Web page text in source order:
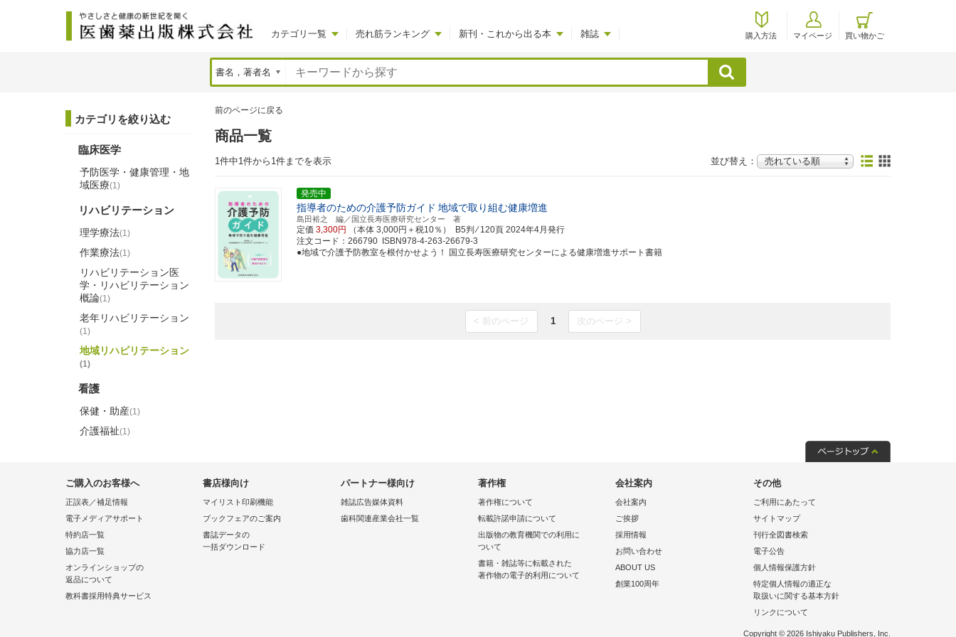
カテゴリ一覧 売れ筋ランキング 新刊・これから出る本 雑誌 購入方法 マイページ 買い物かご
検索
前のページに戻る
商品一覧
1件中1件から1件までを表示 並び替え：
発売中
指導者のための介護予防ガイド 地域で取り組む健康増進
島田裕之 編／国立長寿医療研究センター 著
定価 3,300円 （本体 3,000円＋税10％） B5判 ⁄ 120頁 2024年4月発行
注文コード：266790 ISBN978-4-263-26679-3
●地域で介護予防教室を根付かせよう！ 国立長寿医療研究センターによる健康増進サポート書籍
< 前のページ 1 次のページ >
カテゴリを絞り込む
臨床医学
予防医学・健康管理・地
域医療(1)
リハビリテーション
理学療法(1)
作業療法(1)
リハビリテーション医
学・リハビリテーション
概論(1)
老年リハビリテーション
(1)
地域リハビリテーション
(1)
看護
保健・助産(1)
介護福祉(1)
ご購入のお客様へ
正誤表／補足情報
電子メディアサポート
特約店一覧
協力店一覧
オンラインショップの
返品について
教科書採用特典サービス
書店様向け
マイリスト印刷機能
ブックフェアのご案内
書誌データの
一括ダウンロード
パートナー様向け
雑誌広告媒体資料
歯科関連産業会社一覧
著作権
著作権について
転載許諾申請について
出版物の教育機関での利用に
ついて
書籍・雑誌等に転載された
著作物の電子的利用について
会社案内
会社案内
ご挨拶
採用情報
お問い合わせ
ABOUT US
創業100周年
その他
ご利用にあたって
サイトマップ
刊行全図書検索
電子公告
個人情報保護方針
特定個人情報の適正な
取扱いに関する基本方針
リンクについて
Copyright © 2026 Ishiyaku Publishers, Inc.